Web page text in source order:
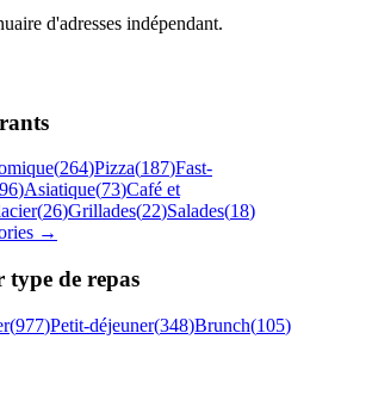
d'adresses indépendant.
(264)Pizza(187)Fast-
96)Asiatique(73)Café et
(26)Grillades(22)Salades(18)
→
type de repas
(977)Petit-déjeuner(348)Brunch(105)